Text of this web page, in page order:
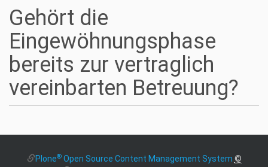
Gehört die
Eingewöhnungsphase
bereits zur vertraglich
vereinbarten Betreuung?
Plone®Open Source Content Management System ©